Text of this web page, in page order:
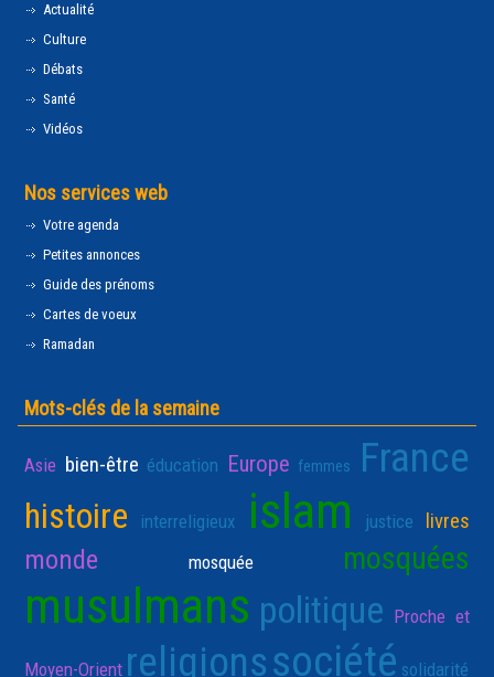
Actualité
Culture
Débats
Santé
Vidéos
Nos services web
Votre agenda
Petites annonces
Guide des prénoms
Cartes de voeux
Ramadan
Mots-clés de la semaine
Asie bien-être éducation Europe femmes France
histoire interreligieux islam justice livres
monde mosquée mosquées
musulmans politique Proche et
Moyen-Orient religionssociété solidarité